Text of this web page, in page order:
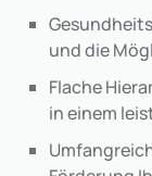
und die
Flache
in einem